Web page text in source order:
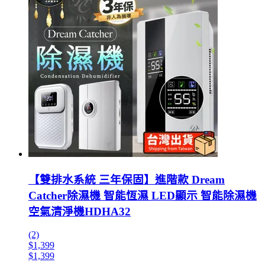
【雙排水系統 三年保固】進階款 Dream
Catcher除濕機 智能恆濕 LED顯示 智能除濕機
空氣清淨機HDHA32
(2)
$1,399
$1,399